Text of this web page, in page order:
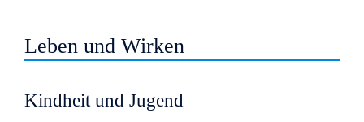
Leben und Wirken
Kindheit und Jugend